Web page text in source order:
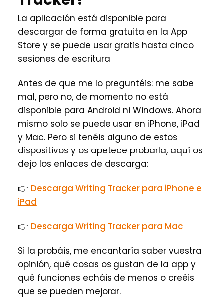
La aplicación está disponible para
descargar de forma gratuita en la App
Store y se puede usar gratis hasta cinco
sesiones de escritura.
Antes de que me lo preguntéis: me sabe
mal, pero no, de momento no está
disponible para Android ni Windows. Ahora
mismo solo se puede usar en iPhone, iPad
y Mac. Pero si tenéis alguno de estos
dispositivos y os apetece probarla, aquí os
dejo los enlaces de descarga:
👉 Descarga Writing Tracker para iPhone e
iPad
👉 Descarga Writing Tracker para Mac
Si la probáis, me encantaría saber vuestra
opinión, qué cosas os gustan de la app y
qué funciones echáis de menos o creéis
que se pueden mejorar.